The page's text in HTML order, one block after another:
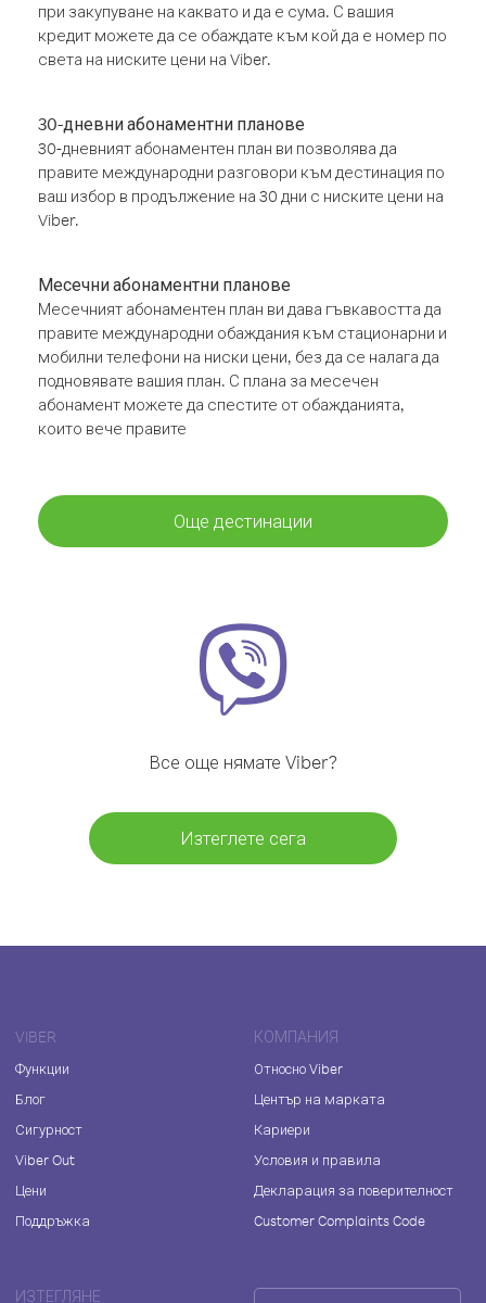
при закупуване на каквато и да е сума. С вашия
кредит можете да се обаждате към кой да е номер по
света на ниските цени на Viber.
30-дневни абонаментни планове
30-дневният абонаментен план ви позволява да
правите международни разговори към дестинация по
ваш избор в продължение на 30 дни с ниските цени на
Viber.
Месечни абонаментни планове
Месечният абонаментен план ви дава гъвкавостта да
правите международни обаждания към стационарни и
мобилни телефони на ниски цени, без да се налага да
подновявате вашия план. С плана за месечен
абонамент можете да спестите от обажданията,
които вече правите
Още дестинации
Все още нямате Viber?
Изтеглете сега
VIBER
Функции
Блог
Сигурност
Viber Out
Цени
Поддръжка
КОМПАНИЯ
Относно Viber
Център на марката
Кариери
Условия и правила
Декларация за поверителност
Customer Complaints Code
ИЗТЕГЛЯНЕ